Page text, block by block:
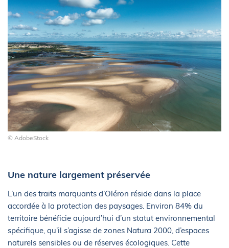
© AdobeStock
Une nature largement préservée
L’un des traits marquants d’Oléron réside dans la place
accordée à la protection des paysages. Environ 84% du
territoire bénéficie aujourd’hui d’un statut environnemental
spécifique, qu’il s’agisse de zones Natura 2000, d’espaces
naturels sensibles ou de réserves écologiques. Cette